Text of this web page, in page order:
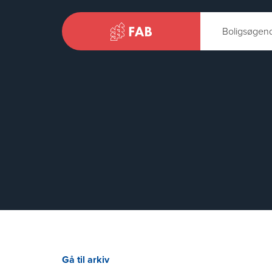
Gå til arkiv